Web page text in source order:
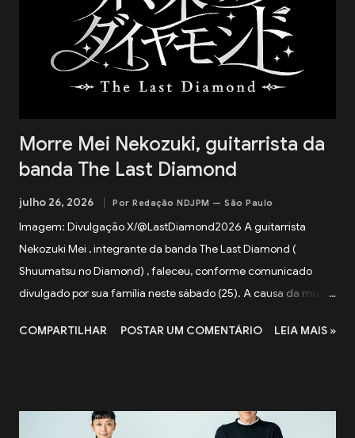
música tradicional de Okinawa com folk, blues e pop. Entre os
maiores sucessos do BEGIN estão "Shimanchu nu Takara",
"Nada Sousou", "Koishikute", "Egao no Manma" e "Umi no Koe" ,
canções que atravessaram ge...
Morre Mei Nekozuki, guitarrista da
banda The Last Diamond
julho 26, 2026 Por Redação NDJPM — São Paulo
Imagem: Divulgação X/@LastDiamond2026 A guitarrista
Nekozuki Mei , integrante da banda The Last Diamond (
Shuumatsu no Diamond) , faleceu, conforme comunicado
divulgado por sua família neste sábado (25). A causa da morte
recebido pela artista ao longo de sua trajetória e lamentou a
Nekozuki Mei ao longo de sua trajetória." — comunicado da
COMPARTILHAR POSTAR UM COMENTÁRIO LEIA MAIS »